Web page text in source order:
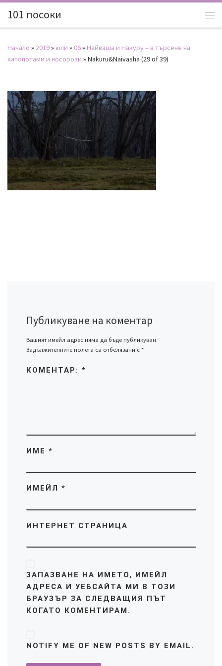
101 посоки
Начало » 2019» юли » 06» Найваша и Накуру – в търсене на
хипопотами и носорози »Nakuru&Naivasha (29 of 39)
Публикуване на коментар
Вашият имейл адрес няма да бъде публикуван.
Задължителните полета са отбелязани с *
КОМЕНТАР: *
ИМЕ *
ИМЕЙЛ *
ИНТЕРНЕТ СТРАНИЦА
ЗАПАЗВАНЕ НА ИМЕТО, ИМЕЙЛ
АДРЕСА И УЕБСАЙТА МИ В ТОЗИ
БРАУЗЪР ЗА СЛЕДВАЩИЯ ПЪТ
КОГАТО КОМЕНТИРАМ.
NOTIFY ME OF NEW POSTS BY EMAIL.